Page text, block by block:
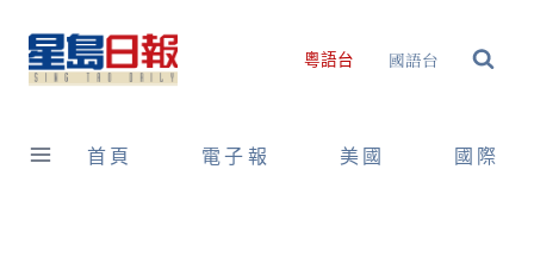
content
粵語台 國語台
首頁 電子報 美國 國際